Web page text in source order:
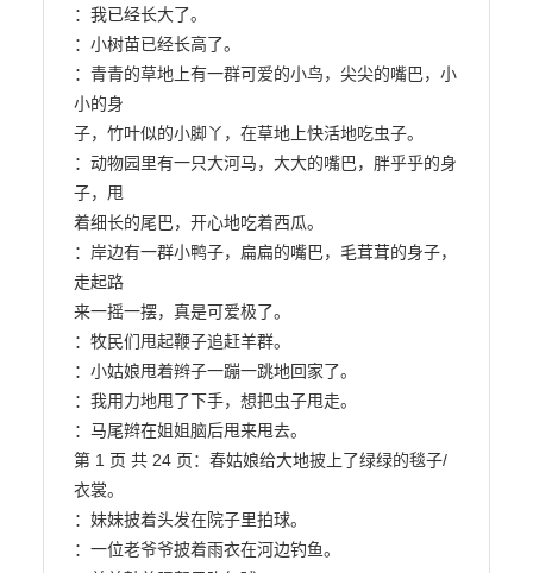
：我已经长大了。
：小树苗已经长高了。
：青青的草地上有一群可爱的小鸟，尖尖的嘴巴，小
小的身
子，竹叶似的小脚丫，在草地上快活地吃虫子。
：动物园里有一只大河马，大大的嘴巴，胖乎乎的身
子，甩
着细长的尾巴，开心地吃着西瓜。
：岸边有一群小鸭子，扁扁的嘴巴，毛茸茸的身子，
走起路
来一摇一摆，真是可爱极了。
：牧民们甩起鞭子追赶羊群。
：小姑娘甩着辫子一蹦一跳地回家了。
：我用力地甩了下手，想把虫子甩走。
：马尾辫在姐姐脑后甩来甩去。
第 1 页 共 24 页：春姑娘给大地披上了绿绿的毯子/
衣裳。
：妹妹披着头发在院子里拍球。
：一位老爷爷披着雨衣在河边钓鱼。